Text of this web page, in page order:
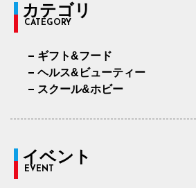
カテゴリ
CATEGORY
ギフト&フード
ヘルス&ビューティー
スクール&ホビー
イベント
EVENT